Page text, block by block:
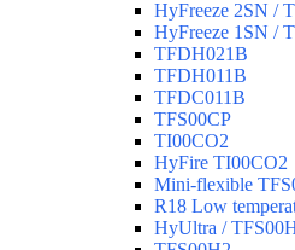
HyFreeze 2SN /
HyFreeze 1SN /
TFDH021B
TFDH011B
TFDC011B
TFS00CP
TI00CO2
HyFire TI00CO2
Mini-flexible
R18 Low
HyUltra /